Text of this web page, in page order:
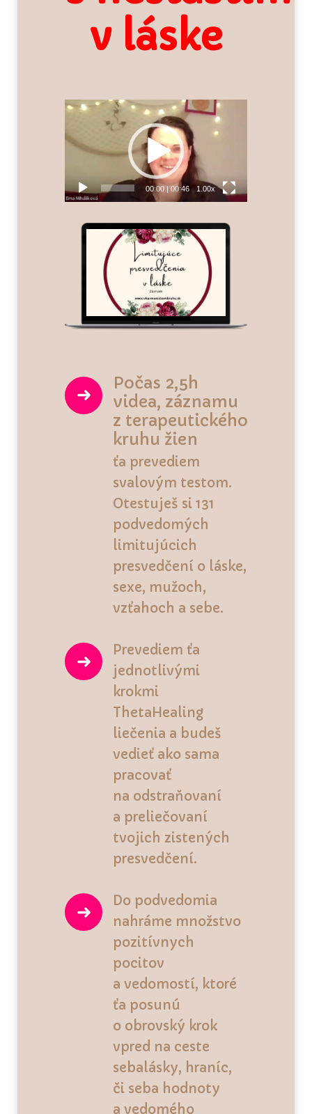
v láske
Video
prehrávač
00:00| 00:46 1.00x
Počas 2,5h
videa, záznamu
z terapeutického
kruhu žien
ťa prevediem
svalovým testom.
Otestuješ si 131
podvedomých
limitujúcich
presvedčení o láske,
sexe, mužoch,
vzťahoch a sebe.
Prevediem ťa
jednotlivými
krokmi
ThetaHealing
liečenia a budeš
vedieť ako sama
pracovať
na odstraňovaní
a preliečovaní
tvojich zistených
presvedčení.
Do podvedomia
nahráme množstvo
pozitívnych
pocitov
a vedomostí, ktoré
ťa posunú
o obrovský krok
vpred na ceste
sebalásky, hraníc,
či seba hodnoty
a vedomého